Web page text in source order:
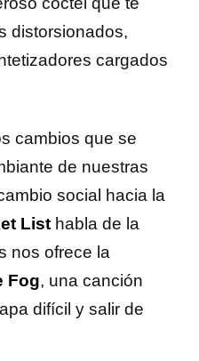
distorsionados,
cargados
cambios que se
de nuestras
social hacia la
List habla de la
nos ofrece la
Fog, una canción
difícil y salir de